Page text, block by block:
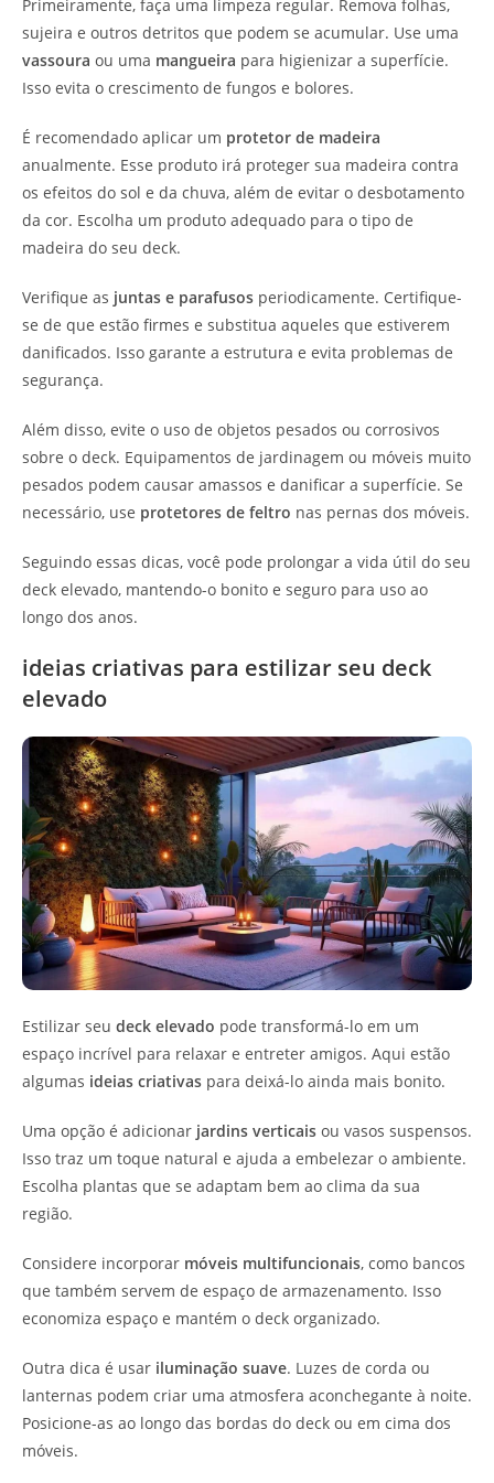
Primeiramente, faça uma limpeza regular. Remova folhas,
sujeira e outros detritos que podem se acumular. Use uma
vassoura ou uma mangueira para higienizar a superfície.
Isso evita o crescimento de fungos e bolores.
É recomendado aplicar um protetor de madeira
anualmente. Esse produto irá proteger sua madeira contra
os efeitos do sol e da chuva, além de evitar o desbotamento
da cor. Escolha um produto adequado para o tipo de
madeira do seu deck.
Verifique as juntas e parafusos periodicamente. Certifique-
se de que estão firmes e substitua aqueles que estiverem
danificados. Isso garante a estrutura e evita problemas de
segurança.
Além disso, evite o uso de objetos pesados ou corrosivos
sobre o deck. Equipamentos de jardinagem ou móveis muito
pesados podem causar amassos e danificar a superfície. Se
necessário, use protetores de feltro nas pernas dos móveis.
Seguindo essas dicas, você pode prolongar a vida útil do seu
deck elevado, mantendo-o bonito e seguro para uso ao
longo dos anos.
ideias criativas para estilizar seu deck
elevado
Estilizar seu deck elevado pode transformá-lo em um
espaço incrível para relaxar e entreter amigos. Aqui estão
algumas ideias criativas para deixá-lo ainda mais bonito.
Uma opção é adicionar jardins verticais ou vasos suspensos.
Isso traz um toque natural e ajuda a embelezar o ambiente.
Escolha plantas que se adaptam bem ao clima da sua
região.
Considere incorporar móveis multifuncionais, como bancos
que também servem de espaço de armazenamento. Isso
economiza espaço e mantém o deck organizado.
Outra dica é usar iluminação suave. Luzes de corda ou
lanternas podem criar uma atmosfera aconchegante à noite.
Posicione-as ao longo das bordas do deck ou em cima dos
móveis.